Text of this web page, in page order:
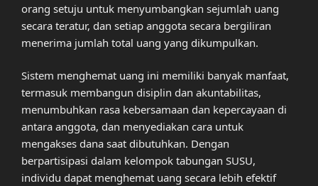
orang setuju untuk menyumbangkan sejumlah uang
secara teratur, dan setiap anggota secara bergiliran
menerima jumlah total uang yang dikumpulkan.
Sistem menghemat uang ini memiliki banyak manfaat,
termasuk membangun disiplin dan akuntabilitas,
menumbuhkan rasa kebersamaan dan kepercayaan di
antara anggota, dan menyediakan cara untuk
mengakses dana saat dibutuhkan. Dengan
berpartisipasi dalam kelompok tabungan SUSU,
individu dapat menghemat uang secara lebih efektif